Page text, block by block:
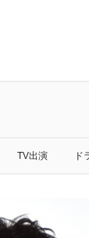
TV出演 ド